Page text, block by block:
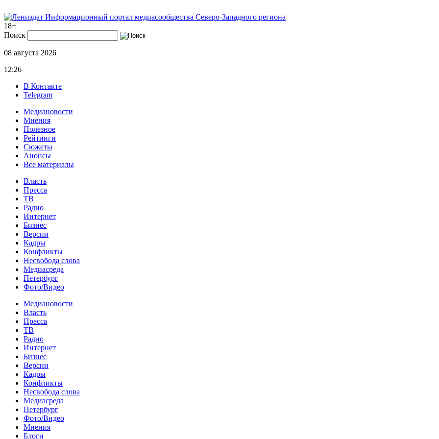
Информационный портал медиасообщества Северо-Западного региона
18+
Поиск
08 августа 2026
12:26
В Контакте
Telegram
Медиановости
Мнения
Полезное
Рейтинги
Сюжеты
Анонсы
Все материалы
Власть
Пресса
ТВ
Радио
Интернет
Бизнес
Версии
Кадры
Конфликты
Несвобода слова
Медиасреда
Петербург
Фото/Видео
Медиановости
Власть
Пресса
ТВ
Радио
Интернет
Бизнес
Версии
Кадры
Конфликты
Несвобода слова
Медиасреда
Петербург
Фото/Видео
Мнения
Блоги